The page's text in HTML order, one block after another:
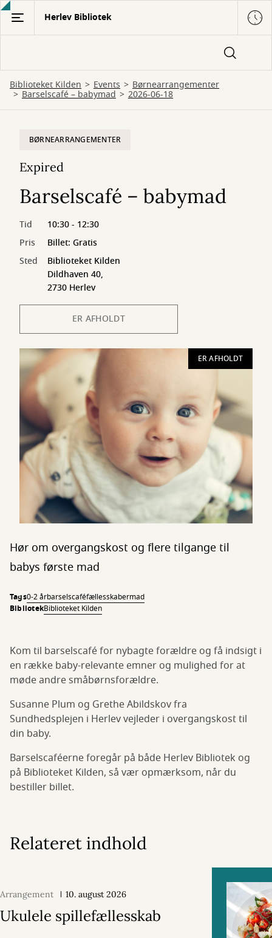
Gå
hovedindhold
Herlev Bibliotek
Biblioteket Kilden Events Børnearrangementer
Barselscafé – babymad 2026-06-18
ER AFHOLDT
BØRNEARRANGEMENTER
Expired
Barselscafé – babymad
Tid
10:30 - 12:30
Pris
Billet: Gratis
Sted
Biblioteket Kilden
Dildhaven 40,
2730 Herlev
ER AFHOLDT
Hør om overgangskost og flere tilgange til
babys første mad
Tags0-2 årbarselscaféfællesskabermad
BibliotekBiblioteket Kilden
Kom til barselscafé for nybagte forældre og få indsigt i
en række baby-relevante emner og mulighed for at
møde andre småbørnsforældre.
Susanne Plum og Grethe Abildskov fra
Sundhedsplejen i Herlev vejleder i overgangskost til
din baby.
Barselscaféerne foregår på både Herlev Bibliotek og
på Biblioteket Kilden, så vær opmærksom, når du
bestiller billet.
Relateret indhold
Arrangement 10. august 2026
Ukulele spillefællesskab